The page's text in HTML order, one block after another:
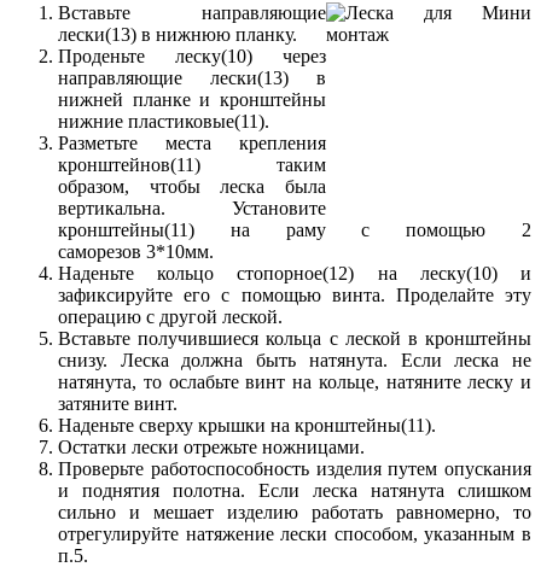
Вставьте направляющие
лески(13) в нижнюю планку.
Проденьте леску(10) через
направляющие лески(13) в
нижней планке и кронштейны
нижние пластиковые(11).
Разметьте места крепления
кронштейнов(11) таким
образом, чтобы леска была
вертикальна. Установите
кронштейны(11) на раму с помощью 2
саморезов 3*10мм.
Наденьте кольцо стопорное(12) на леску(10) и
зафиксируйте его с помощью винта. Проделайте эту
операцию с другой леской.
Вставьте получившиеся кольца с леской в кронштейны
снизу. Леска должна быть натянута. Если леска не
натянута, то ослабьте винт на кольце, натяните леску и
затяните винт.
Наденьте сверху крышки на кронштейны(11).
Остатки лески отрежьте ножницами.
Проверьте работоспособность изделия путем опускания
и поднятия полотна. Если леска натянута слишком
сильно и мешает изделию работать равномерно, то
отрегулируйте натяжение лески способом, указанным в
п.5.